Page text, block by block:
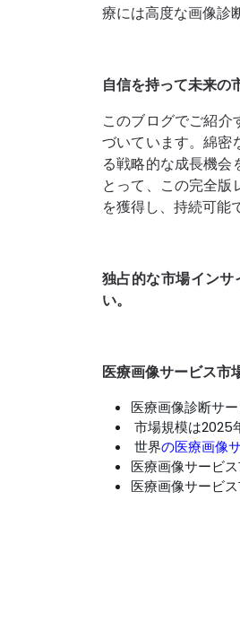
療には高度な画像診
自信を持って未来
このブログでご紹介
づいています。綿密
る戦略的な成長機会
とって、この完全版
を獲得し、持続可能
独占的な市場インサ
い。
医療画像サービス市
医療画像診断サ
市場規模は2025
世界の医療画像
医療画像サービ
医療画像サービ